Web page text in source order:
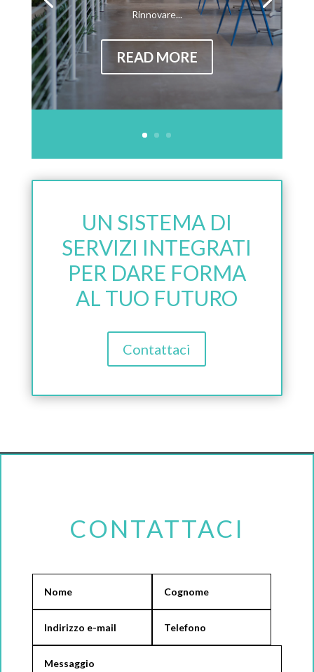
Rinnovare...
READ MORE
UN SISTEMA DI
SERVIZI INTEGRATI
PER DARE FORMA
AL TUO FUTURO
Contattaci
CONTATTACI